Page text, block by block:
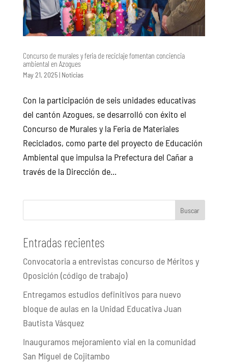
Concurso de murales y feria de reciclaje fomentan conciencia
ambiental en Azogues
May 21, 2025| Noticias
Con la participación de seis unidades educativas
del cantón Azogues, se desarrolló con éxito el
Concurso de Murales y la Feria de Materiales
Reciclados, como parte del proyecto de Educación
Ambiental que impulsa la Prefectura del Cañar a
través de la Dirección de...
Buscar
Entradas recientes
Convocatoria a entrevistas concurso de Méritos y
Oposición (código de trabajo)
Entregamos estudios definitivos para nuevo
bloque de aulas en la Unidad Educativa Juan
Bautista Vásquez
Inauguramos mejoramiento vial en la comunidad
San Miguel de Cojitambo